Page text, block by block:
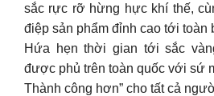
sắc rực rỡ hừng hực khí thế,
điệp sản phẩm đỉnh cao tới toàn
Hứa hẹn thời gian tới sắc
được phủ trên toàn quốc với sứ
Thành công hơn” cho tất cả